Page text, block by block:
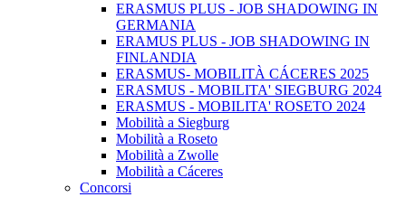
ERASMUS PLUS - JOB SHADOWING IN
GERMANIA
ERAMUS PLUS - JOB SHADOWING IN
FINLANDIA
ERASMUS- MOBILITÀ CÁCERES 2025
ERASMUS - MOBILITA' SIEGBURG 2024
ERASMUS - MOBILITA' ROSETO 2024
Mobilità a Siegburg
Mobilità a Roseto
Mobilità a Zwolle
Mobilità a Cáceres
Concorsi